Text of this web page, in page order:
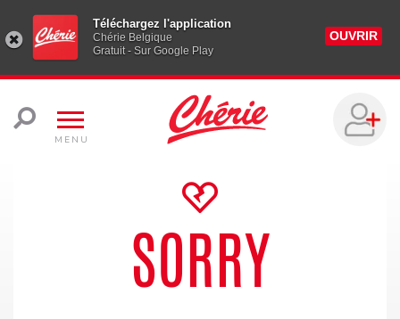
Téléchargez l'application
Chérie Belgique
Gratuit - Sur Google Play
OUVRIR
MENU
SORRY